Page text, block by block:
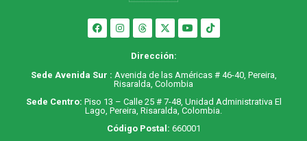
Dirección:
Sede Avenida Sur : Avenida de las Américas # 46-40, Pereira,
Risaralda, Colombia
Sede Centro: Piso 13 – Calle 25 # 7-48, Unidad Administrativa El
Lago, Pereira, Risaralda, Colombia.
Código Postal: 660001